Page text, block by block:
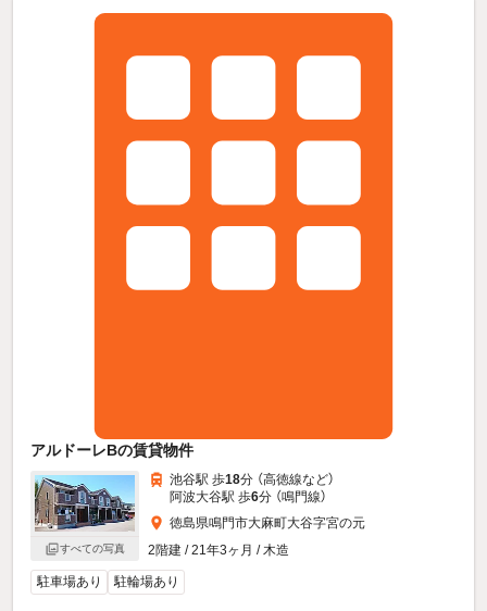
アルドーレBの賃貸物件
すべての写真
池谷駅 歩18分 （高徳線など）
阿波大谷駅 歩6分 （鳴門線）
徳島県鳴門市大麻町大谷字宮の元
2階建 / 21年3ヶ月 / 木造
駐車場あり 駐輪場あり